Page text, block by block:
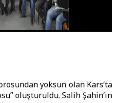
yoksun olan Kars’ta
oluşturuldu. Salih Şahin’in